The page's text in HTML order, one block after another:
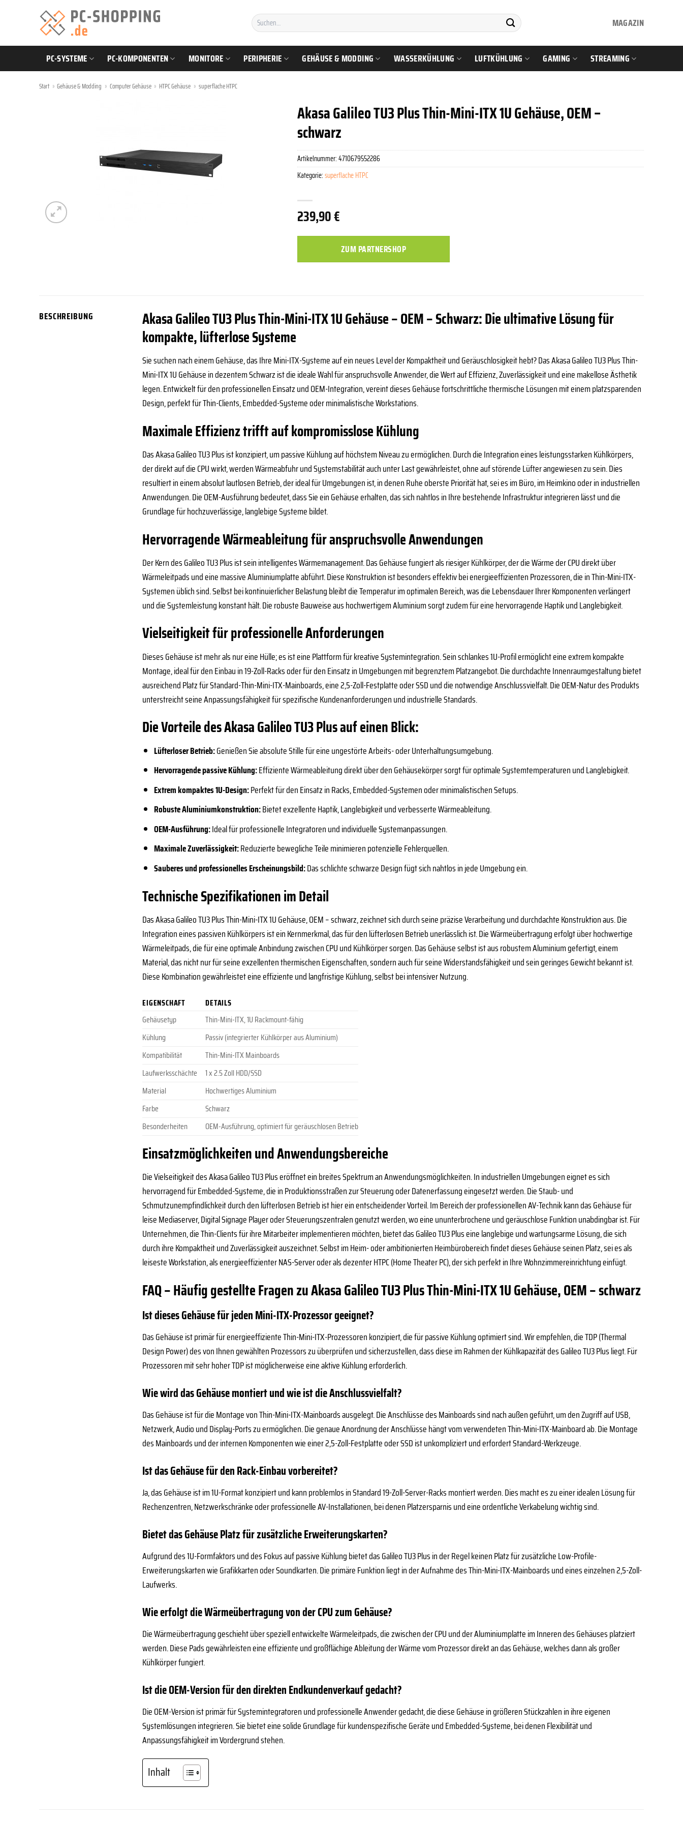
Suchen
nach:
MAGAZIN
PC-SYSTEME PC-KOMPONENTEN MONITORE PERIPHERIE GEHÄUSE & MODDING WASSERKÜHLUNG LUFTKÜHLUNG GAMING STREAMING
Start » Gehäuse & Modding » Computer Gehäuse » HTPC Gehäuse » superflache HTPC
Akasa Galileo TU3 Plus Thin-Mini-ITX 1U Gehäuse, OEM –
schwarz
239,90€
ZUM PARTNERSHOP
Artikelnummer:4710679552286
Kategorie:superflache HTPC
BESCHREIBUNG
Akasa Galileo TU3 Plus Thin-Mini-ITX 1U Gehäuse – OEM – Schwarz: Die ultimative Lösung für
kompakte, lüfterlose Systeme
Sie suchen nach einem Gehäuse, das Ihre Mini-ITX-Systeme auf ein neues Level der Kompaktheit und Geräuschlosigkeit hebt? Das Akasa Galileo TU3 Plus Thin-
Mini-ITX 1U Gehäuse in dezentem Schwarz ist die ideale Wahl für anspruchsvolle Anwender, die Wert auf Effizienz, Zuverlässigkeit und eine makellose Ästhetik
legen. Entwickelt für den professionellen Einsatz und OEM-Integration, vereint dieses Gehäuse fortschrittliche thermische Lösungen mit einem platzsparenden
Design, perfekt für Thin-Clients, Embedded-Systeme oder minimalistische Workstations.
Maximale Effizienz trifft auf kompromisslose Kühlung
Das Akasa Galileo TU3 Plus ist konzipiert, um passive Kühlung auf höchstem Niveau zu ermöglichen. Durch die Integration eines leistungsstarken Kühlkörpers,
der direkt auf die CPU wirkt, werden Wärmeabfuhr und Systemstabilität auch unter Last gewährleistet, ohne auf störende Lüfter angewiesen zu sein. Dies
resultiert in einem absolut lautlosen Betrieb, der ideal für Umgebungen ist, in denen Ruhe oberste Priorität hat, sei es im Büro, im Heimkino oder in industriellen
Anwendungen. Die OEM-Ausführung bedeutet, dass Sie ein Gehäuse erhalten, das sich nahtlos in Ihre bestehende Infrastruktur integrieren lässt und die
Grundlage für hochzuverlässige, langlebige Systeme bildet.
Hervorragende Wärmeableitung für anspruchsvolle Anwendungen
Der Kern des Galileo TU3 Plus ist sein intelligentes Wärmemanagement. Das Gehäuse fungiert als riesiger Kühlkörper, der die Wärme der CPU direkt über
Wärmeleitpads und eine massive Aluminiumplatte abführt. Diese Konstruktion ist besonders effektiv bei energieeffizienten Prozessoren, die in Thin-Mini-ITX-
Systemen üblich sind. Selbst bei kontinuierlicher Belastung bleibt die Temperatur im optimalen Bereich, was die Lebensdauer Ihrer Komponenten verlängert
und die Systemleistung konstant hält. Die robuste Bauweise aus hochwertigem Aluminium sorgt zudem für eine hervorragende Haptik und Langlebigkeit.
Vielseitigkeit für professionelle Anforderungen
Dieses Gehäuse ist mehr als nur eine Hülle; es ist eine Plattform für kreative Systemintegration. Sein schlankes 1U-Profil ermöglicht eine extrem kompakte
Montage, ideal für den Einbau in 19-Zoll-Racks oder für den Einsatz in Umgebungen mit begrenztem Platzangebot. Die durchdachte Innenraumgestaltung bietet
ausreichend Platz für Standard-Thin-Mini-ITX-Mainboards, eine 2,5-Zoll-Festplatte oder SSD und die notwendige Anschlussvielfalt. Die OEM-Natur des Produkts
unterstreicht seine Anpassungsfähigkeit für spezifische Kundenanforderungen und industrielle Standards.
Die Vorteile des Akasa Galileo TU3 Plus auf einen Blick:
Lüfterloser Betrieb:Genießen Sie absolute Stille für eine ungestörte Arbeits- oder Unterhaltungsumgebung.
Hervorragende passive Kühlung:Effiziente Wärmeableitung direkt über den Gehäusekörper sorgt für optimale Systemtemperaturen und Langlebigkeit.
Extrem kompaktes 1U-Design:Perfekt für den Einsatz in Racks, Embedded-Systemen oder minimalistischen Setups.
Robuste Aluminiumkonstruktion:Bietet exzellente Haptik, Langlebigkeit und verbesserte Wärmeableitung.
OEM-Ausführung:Ideal für professionelle Integratoren und individuelle Systemanpassungen.
Maximale Zuverlässigkeit:Reduzierte bewegliche Teile minimieren potenzielle Fehlerquellen.
Sauberes und professionelles Erscheinungsbild:Das schlichte schwarze Design fügt sich nahtlos in jede Umgebung ein.
Technische Spezifikationen im Detail
Das Akasa Galileo TU3 Plus Thin-Mini-ITX 1U Gehäuse, OEM – schwarz, zeichnet sich durch seine präzise Verarbeitung und durchdachte Konstruktion aus. Die
Integration eines passiven Kühlkörpers ist ein Kernmerkmal, das für den lüfterlosen Betrieb unerlässlich ist. Die Wärmeübertragung erfolgt über hochwertige
Wärmeleitpads, die für eine optimale Anbindung zwischen CPU und Kühlkörper sorgen. Das Gehäuse selbst ist aus robustem Aluminium gefertigt, einem
Material, das nicht nur für seine exzellenten thermischen Eigenschaften, sondern auch für seine Widerstandsfähigkeit und sein geringes Gewicht bekannt ist.
Diese Kombination gewährleistet eine effiziente und langfristige Kühlung, selbst bei intensiver Nutzung.
EIGENSCHAFT
DETAILS
Gehäusetyp
Thin-Mini-ITX, 1U Rackmount-fähig
Kühlung
Passiv (integrierter Kühlkörper aus Aluminium)
Kompatibilität
Thin-Mini-ITX Mainboards
Laufwerksschächte
1 x 2.5 Zoll HDD/SSD
Material
Hochwertiges Aluminium
Farbe
Schwarz
Besonderheiten
OEM-Ausführung, optimiert für geräuschlosen Betrieb
Einsatzmöglichkeiten und Anwendungsbereiche
Die Vielseitigkeit des Akasa Galileo TU3 Plus eröffnet ein breites Spektrum an Anwendungsmöglichkeiten. In industriellen Umgebungen eignet es sich
hervorragend für Embedded-Systeme, die in Produktionsstraßen zur Steuerung oder Datenerfassung eingesetzt werden. Die Staub- und
Schmutzunempfindlichkeit durch den lüfterlosen Betrieb ist hier ein entscheidender Vorteil. Im Bereich der professionellen AV-Technik kann das Gehäuse für
leise Mediaserver, Digital Signage Player oder Steuerungszentralen genutzt werden, wo eine ununterbrochene und geräuschlose Funktion unabdingbar ist. Für
Unternehmen, die Thin-Clients für ihre Mitarbeiter implementieren möchten, bietet das Galileo TU3 Plus eine langlebige und wartungsarme Lösung, die sich
durch ihre Kompaktheit und Zuverlässigkeit auszeichnet. Selbst im Heim- oder ambitionierten Heimbürobereich findet dieses Gehäuse seinen Platz, sei es als
leiseste Workstation, als energieeffizienter NAS-Server oder als dezenter HTPC (Home Theater PC), der sich perfekt in Ihre Wohnzimmereinrichtung einfügt.
FAQ – Häufig gestellte Fragen zu Akasa Galileo TU3 Plus Thin-Mini-ITX 1U Gehäuse, OEM – schwarz
Ist dieses Gehäuse für jeden Mini-ITX-Prozessor geeignet?
Das Gehäuse ist primär für energieeffiziente Thin-Mini-ITX-Prozessoren konzipiert, die für passive Kühlung optimiert sind. Wir empfehlen, die TDP (Thermal
Design Power) des von Ihnen gewählten Prozessors zu überprüfen und sicherzustellen, dass diese im Rahmen der Kühlkapazität des Galileo TU3 Plus liegt. Für
Prozessoren mit sehr hoher TDP ist möglicherweise eine aktive Kühlung erforderlich.
Wie wird das Gehäuse montiert und wie ist die Anschlussvielfalt?
Das Gehäuse ist für die Montage von Thin-Mini-ITX-Mainboards ausgelegt. Die Anschlüsse des Mainboards sind nach außen geführt, um den Zugriff auf USB,
Netzwerk, Audio und Display-Ports zu ermöglichen. Die genaue Anordnung der Anschlüsse hängt vom verwendeten Thin-Mini-ITX-Mainboard ab. Die Montage
des Mainboards und der internen Komponenten wie einer 2,5-Zoll-Festplatte oder SSD ist unkompliziert und erfordert Standard-Werkzeuge.
Ist das Gehäuse für den Rack-Einbau vorbereitet?
Ja, das Gehäuse ist im 1U-Format konzipiert und kann problemlos in Standard 19-Zoll-Server-Racks montiert werden. Dies macht es zu einer idealen Lösung für
Rechenzentren, Netzwerkschränke oder professionelle AV-Installationen, bei denen Platzersparnis und eine ordentliche Verkabelung wichtig sind.
Bietet das Gehäuse Platz für zusätzliche Erweiterungskarten?
Aufgrund des 1U-Formfaktors und des Fokus auf passive Kühlung bietet das Galileo TU3 Plus in der Regel keinen Platz für zusätzliche Low-Profile-
Erweiterungskarten wie Grafikkarten oder Soundkarten. Die primäre Funktion liegt in der Aufnahme des Thin-Mini-ITX-Mainboards und eines einzelnen 2,5-Zoll-
Laufwerks.
Wie erfolgt die Wärmeübertragung von der CPU zum Gehäuse?
Die Wärmeübertragung geschieht über speziell entwickelte Wärmeleitpads, die zwischen der CPU und der Aluminiumplatte im Inneren des Gehäuses platziert
werden. Diese Pads gewährleisten eine effiziente und großflächige Ableitung der Wärme vom Prozessor direkt an das Gehäuse, welches dann als großer
Kühlkörper fungiert.
Ist die OEM-Version für den direkten Endkundenverkauf gedacht?
Die OEM-Version ist primär für Systemintegratoren und professionelle Anwender gedacht, die diese Gehäuse in größeren Stückzahlen in ihre eigenen
Systemlösungen integrieren. Sie bietet eine solide Grundlage für kundenspezifische Geräte und Embedded-Systeme, bei denen Flexibilität und
Anpassungsfähigkeit im Vordergrund stehen.
Inhalt